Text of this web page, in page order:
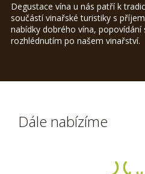
Degustace vína u nás patří k
součástí vinařské turistiky s
nabídky dobrého vína, popovídání
rozhlédnutím po našem vinařství.
Dále nabízíme